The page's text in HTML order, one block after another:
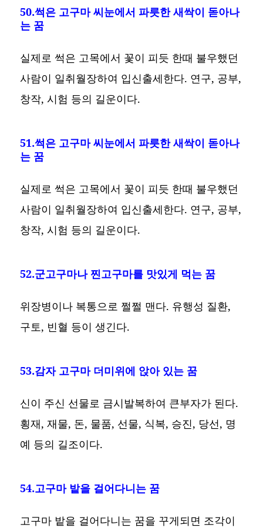
50.썩은 고구마 씨눈에서 파릇한 새싹이 돋아나
는 꿈
실제로 썩은 고목에서 꽃이 피듯 한때 불우했던
사람이 일취월장하여 입신출세한다. 연구, 공부,
창작, 시험 등의 길운이다.
51.썩은 고구마 씨눈에서 파릇한 새싹이 돋아나
는 꿈
실제로 썩은 고목에서 꽃이 피듯 한때 불우했던
사람이 일취월장하여 입신출세한다. 연구, 공부,
창작, 시험 등의 길운이다.
52.군고구마나 찐고구마를 맛있게 먹는 꿈
위장병이나 복통으로 쩔쩔 맨다. 유행성 질환,
구토, 빈혈 등이 생긴다.
53.감자 고구마 더미위에 앉아 있는 꿈
신이 주신 선물로 금시발복하여 큰부자가 된다.
횡재, 재물, 돈, 물품, 선물, 식복, 승진, 당선, 명
예 등의 길조이다.
54.고구마 밭을 걸어다니는 꿈
고구마 밭을 걸어다니는 꿈을 꾸게되면 조각이